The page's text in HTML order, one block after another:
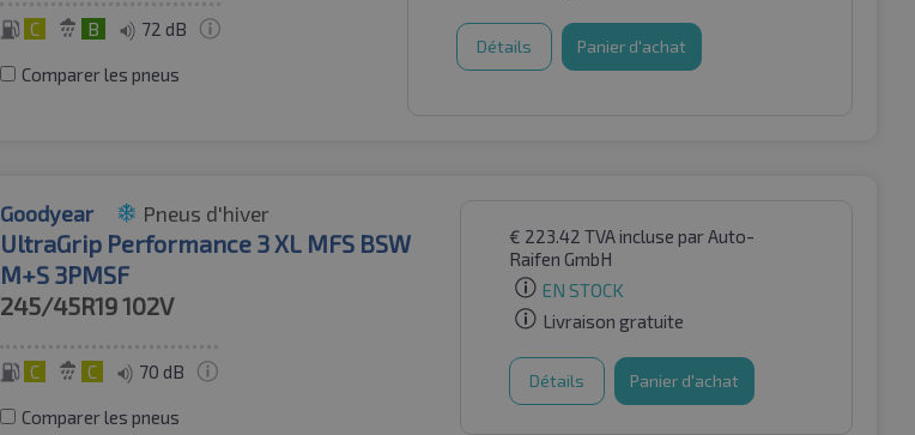
C B 72 dB
Comparer les pneus
Détails Panier d'achat
Goodyear Pneus d'hiver
UltraGrip Performance 3 XL MFS BSW
M+S 3PMSF
245/45R19102V
C C 70 dB
Comparer les pneus
€ 223.42 TVA inclusepar Auto-
Raifen GmbH
EN STOCK
Livraison gratuite
Détails Panier d'achat